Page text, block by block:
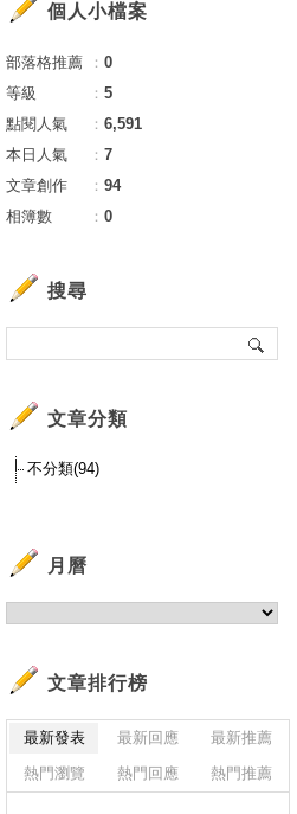
個人小檔案
部落格推薦 ： 0
等級
： 5
點閱人氣
： 6,591
本日人氣
： 7
文章創作
： 94
相簿數
： 0
搜尋
文章分類
不分類(94)
月曆
文章排行榜
最新發表 最新回應
最新推薦
熱門瀏覽
熱門回應 熱門推薦